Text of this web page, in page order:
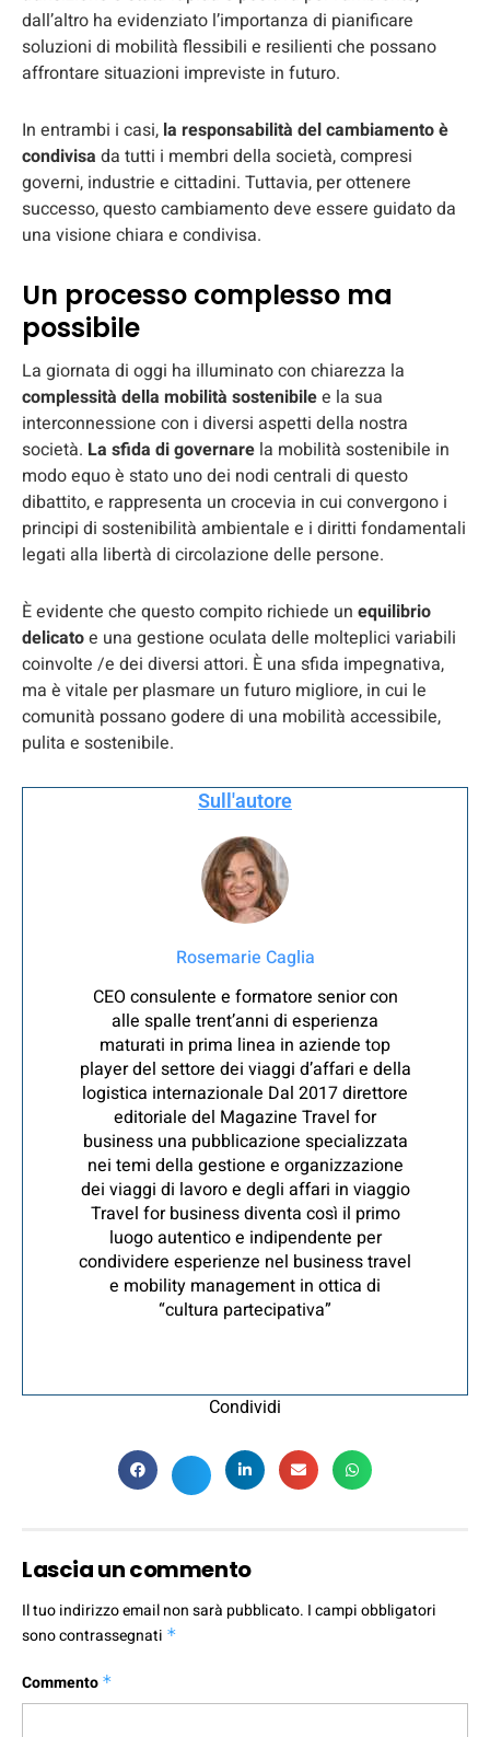
dall’altro ha evidenziato l’importanza di pianificare
soluzioni di mobilità flessibili e resilienti che possano
affrontare situazioni impreviste in futuro.
In entrambi i casi, la responsabilità del cambiamento è
condivisa da tutti i membri della società, compresi
governi, industrie e cittadini. Tuttavia, per ottenere
successo, questo cambiamento deve essere guidato da
una visione chiara e condivisa.
Un processo complesso ma
possibile
La giornata di oggi ha illuminato con chiarezza la
complessità della mobilità sostenibilee la sua
interconnessione con i diversi aspetti della nostra
società. La sfida di governare la mobilità sostenibile in
modo equo è stato uno dei nodi centrali di questo
dibattito, e rappresenta un crocevia in cui convergono i
principi di sostenibilità ambientale e i diritti fondamentali
legati alla libertà di circolazione delle persone.
È evidente che questo compito richiede un equilibrio
delicatoe una gestione oculata delle molteplici variabili
coinvolte /e dei diversi attori. È una sfida impegnativa,
ma è vitale per plasmare un futuro migliore, in cui le
comunità possano godere di una mobilità accessibile,
pulita e sostenibile.
Sull'autore
Rosemarie Caglia
CEO consulente e formatore senior con
alle spalle trent’anni di esperienza
maturati in prima linea in aziende top
player del settore dei viaggi d’affari e della
logistica internazionale Dal 2017 direttore
editoriale del Magazine Travel for
business una pubblicazione specializzata
nei temi della gestione e organizzazione
dei viaggi di lavoro e degli affari in viaggio
Travel for business diventa così il primo
luogo autentico e indipendente per
condividere esperienze nel business travel
e mobility management in ottica di
“cultura partecipativa”
Condividi
Lascia un commento
Il tuo indirizzo email non sarà pubblicato. I campi obbligatori
sono contrassegnati *
Commento *